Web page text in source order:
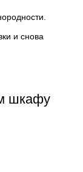
и снова
шкафу